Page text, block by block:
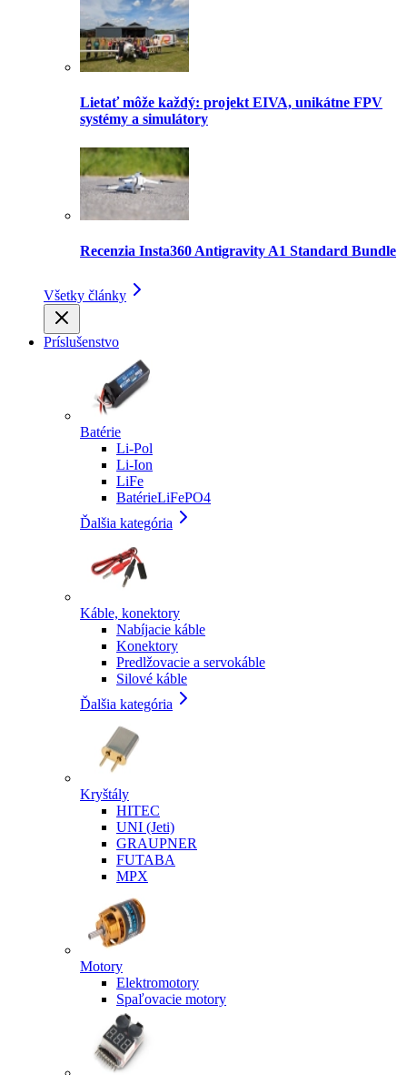
Lietať môže každý: projekt EIVA, unikátne FPV
systémy a simulátory
Recenzia Insta360 Antigravity A1 Standard Bundle
Všetky články
Príslušenstvo
Batérie
Li-Pol
Li-Ion
LiFe
BatérieLiFePO4
Ďalšia kategória
Káble, konektory
Nabíjacie káble
Konektory
Predlžovacie a servokáble
Silové káble
Ďalšia kategória
Kryštály
HITEC
UNI (Jeti)
GRAUPNER
FUTABA
MPX
Motory
Elektromotory
Spaľovacie motory